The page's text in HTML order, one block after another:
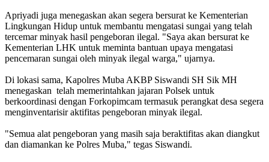
Apriyadi juga menegaskan akan segera bersurat ke Kementerian
Lingkungan Hidup untuk membantu mengatasi sungai yang telah
tercemar minyak hasil pengeboran ilegal. "Saya akan bersurat ke
Kementerian LHK untuk meminta bantuan upaya mengatasi
pencemaran sungai oleh minyak ilegal warga," ujarnya.
Di lokasi sama, Kapolres Muba AKBP Siswandi SH Sik MH
menegaskan telah memerintahkan jajaran Polsek untuk
berkoordinasi dengan Forkopimcam termasuk perangkat desa segera
menginventarisir aktifitas pengeboran minyak ilegal.
"Semua alat pengeboran yang masih saja beraktifitas akan diangkut
dan diamankan ke Polres Muba," tegas Siswandi.